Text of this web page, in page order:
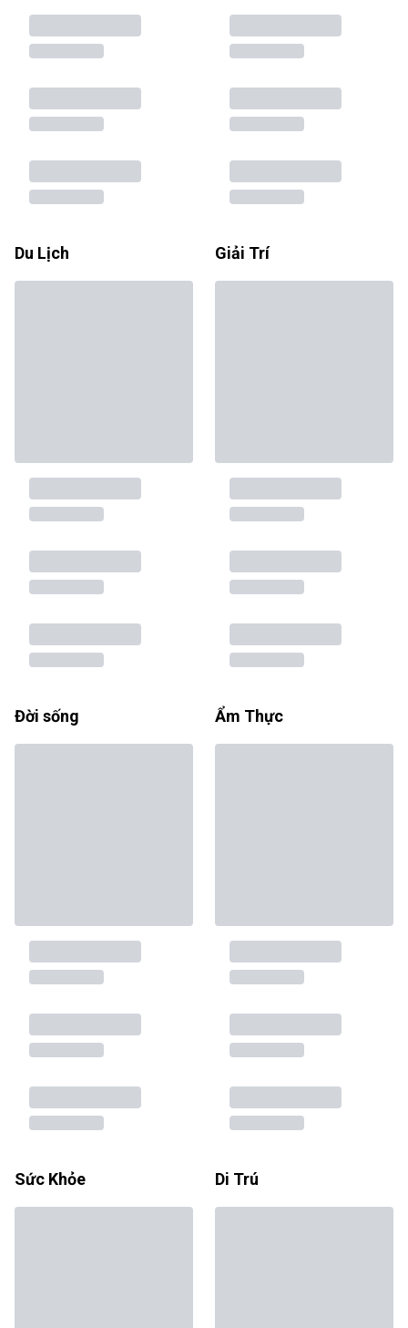
Du Lịch Giải Trí
Đời sống Ẩm Thực
Sức Khỏe Di Trú